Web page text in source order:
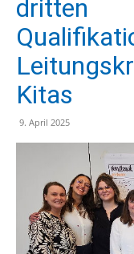
dritten
Kitas
9. April 2025